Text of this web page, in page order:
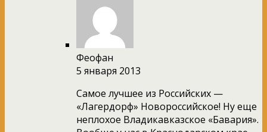
Феофан
5 января 2013
Самое лучшее из Российских —
«Лагердорф» Новороссийское! Ну еще
неплохое Владикавказское «Бавария».